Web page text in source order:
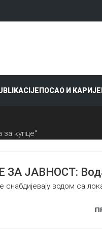
ПОСАО И
за купце"
ЈАВНОСТ: Вода
снабдијевају водом са